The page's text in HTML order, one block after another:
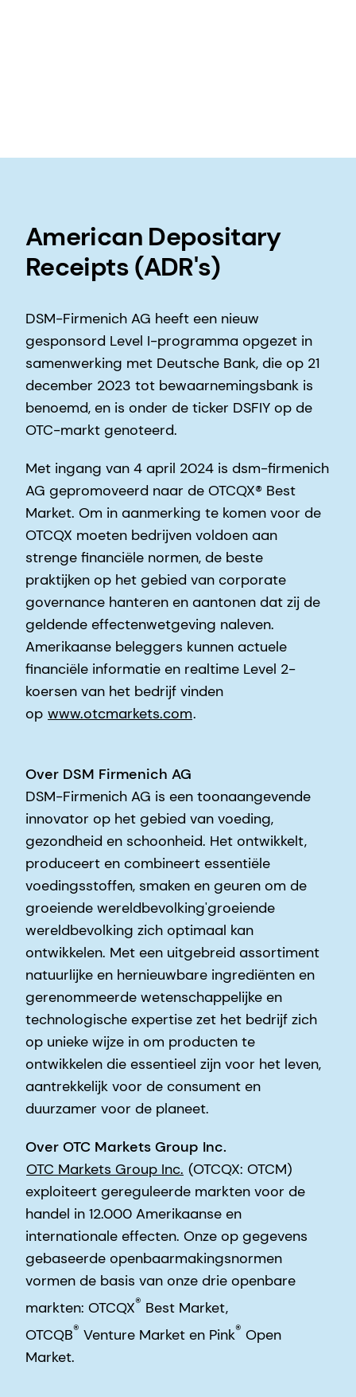
American Depositary
Receipts (ADR's)
DSM-Firmenich AG heeft een nieuw
gesponsord Level I-programma opgezet in
samenwerking met Deutsche Bank, die op 21
december 2023 tot bewaarnemingsbank is
benoemd, en is onder de ticker DSFIY op de
OTC-markt genoteerd.
Met ingang van 4 april 2024 is dsm-firmenich
AG gepromoveerd naar de OTCQX® Best
Market. Om in aanmerking te komen voor de
OTCQX moeten bedrijven voldoen aan
strenge financiële normen, de beste
praktijken op het gebied van corporate
governance hanteren en aantonen dat zij de
geldende effectenwetgeving naleven.
Amerikaanse beleggers kunnen actuele
financiële informatie en realtime Level 2-
koersen van het bedrijf vinden
op www.otcmarkets.com.
Over DSM Firmenich AG
DSM-Firmenich AG is een toonaangevende
innovator op het gebied van voeding,
gezondheid en schoonheid. Het ontwikkelt,
produceert en combineert essentiële
voedingsstoffen, smaken en geuren om de
groeiende wereldbevolking'groeiende
wereldbevolking zich optimaal kan
ontwikkelen. Met een uitgebreid assortiment
natuurlijke en hernieuwbare ingrediënten en
gerenommeerde wetenschappelijke en
technologische expertise zet het bedrijf zich
op unieke wijze in om producten te
ontwikkelen die essentieel zijn voor het leven,
aantrekkelijk voor de consument en
duurzamer voor de planeet.
Over OTC Markets Group Inc.
OTC Markets Group Inc. (OTCQX: OTCM)
exploiteert gereguleerde markten voor de
handel in 12.000 Amerikaanse en
internationale effecten. Onze op gegevens
gebaseerde openbaarmakingsnormen
vormen de basis van onze drie openbare
markten: OTCQX® Best Market,
OTCQB® Venture Market en Pink® Open
Market.